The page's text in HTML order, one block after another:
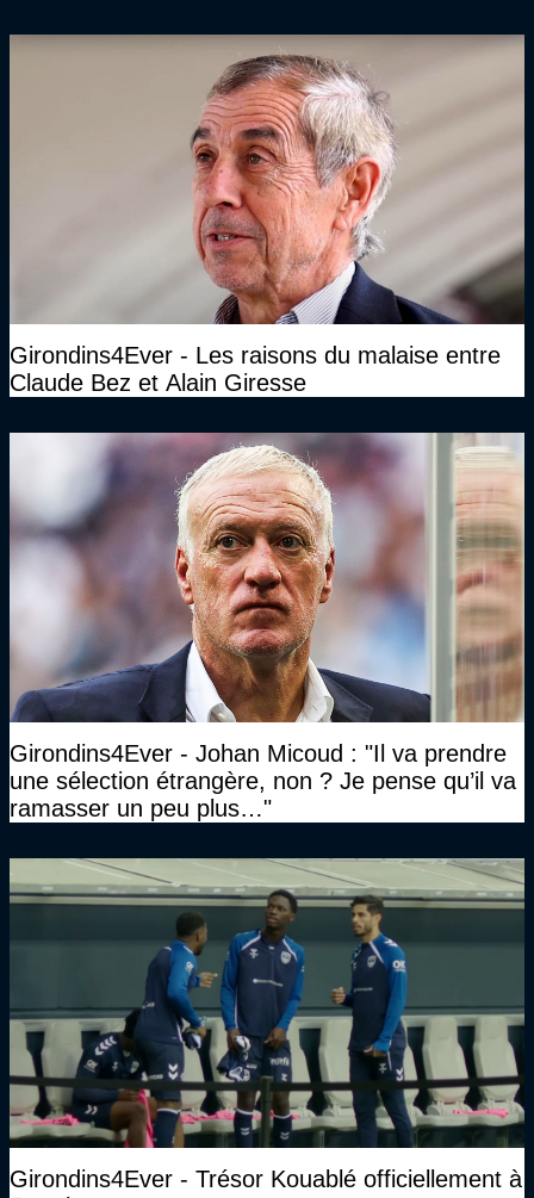
Girondins4Ever - Les raisons du malaise entre
Claude Bez et Alain Giresse
Girondins4Ever - Johan Micoud : "Il va prendre
une sélection étrangère, non ? Je pense qu’il va
ramasser un peu plus…"
Girondins4Ever - Trésor Kouablé officiellement à